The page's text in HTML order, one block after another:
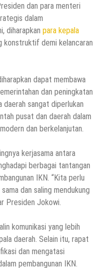
dan para menteri
dalam
diharapkan para kepala
konstruktif demi kelancaran
dapat membawa
dan peningkatan
sangat diperlukan
pusat dan daerah dalam
dan berkelanjutan.
kerjasama antara
berbagai tantangan
IKN. “Kita perlu
dan saling mendukung
Presiden Jokowi.
komunikasi yang lebih
daerah. Selain itu, rapat
dan mengatasi
pembangunan IKN.